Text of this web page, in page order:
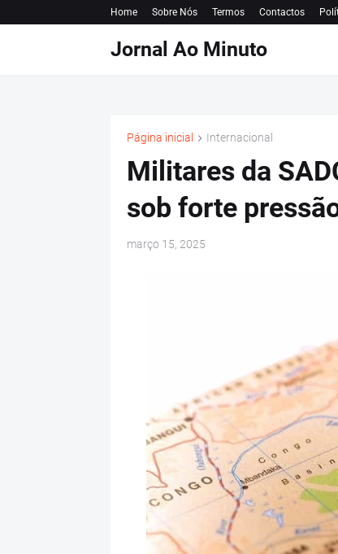
Home Sobre Nós Termos Contactos
Jornal Ao Minuto
Página inicial Internacional
Militares da
sob forte
março 15, 2025